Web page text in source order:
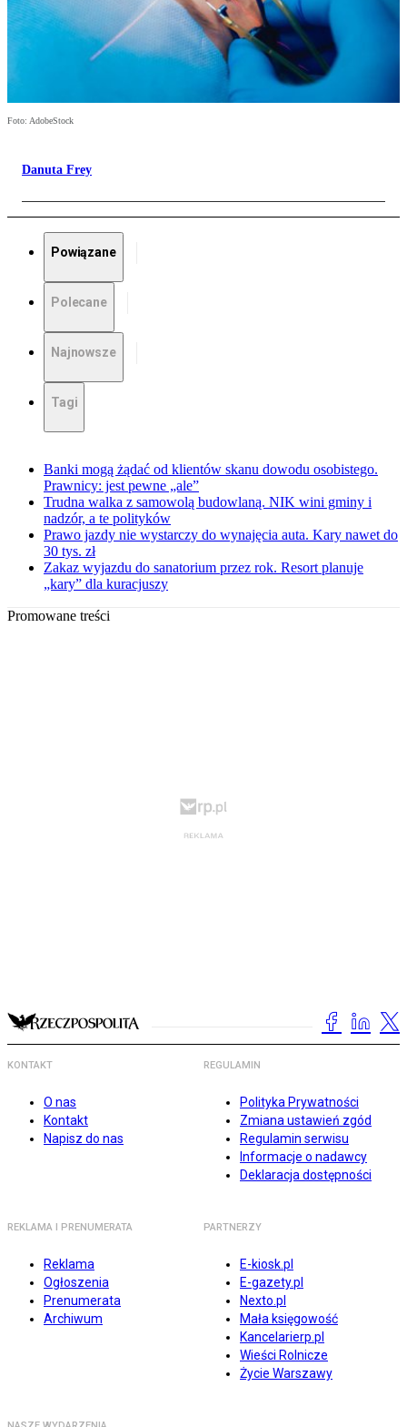
Foto: AdobeStock
Danuta Frey
Powiązane
Polecane
Najnowsze
Tagi
Banki mogą żądać od klientów skanu dowodu osobistego.
Prawnicy: jest pewne „ale”
Trudna walka z samowolą budowlaną. NIK wini gminy i
nadzór, a te polityków
Prawo jazdy nie wystarczy do wynajęcia auta. Kary nawet do
30 tys. zł
Zakaz wyjazdu do sanatorium przez rok. Resort planuje
„kary” dla kuracjuszy
Promowane treści
KONTAKT
O nas
Kontakt
Napisz do nas
REGULAMIN
Polityka Prywatności
Zmiana ustawień zgód
Regulamin serwisu
Informacje o nadawcy
Deklaracja dostępności
REKLAMA I PRENUMERATA
Reklama
Ogłoszenia
Prenumerata
Archiwum
PARTNERZY
E-kiosk.pl
E-gazety.pl
Nexto.pl
Mała księgowość
Kancelarierp.pl
Wieści Rolnicze
Życie Warszawy